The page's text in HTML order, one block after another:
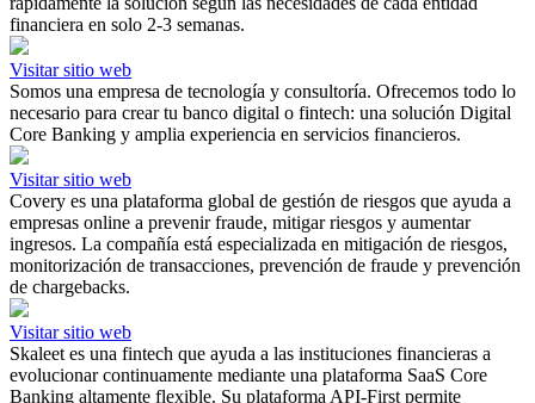
financiera en solo 2-3 semanas.
Visitar sitio web
Somos una empresa de tecnología y consultoría. Ofrecemos todo lo
necesario para crear tu banco digital o fintech: una solución Digital
Core Banking y amplia experiencia en servicios financieros.
Visitar sitio web
Covery es una plataforma global de gestión de riesgos que ayuda a
empresas online a prevenir fraude, mitigar riesgos y aumentar
ingresos. La compañía está especializada en mitigación de riesgos,
monitorización de transacciones, prevención de fraude y prevención
de chargebacks.
Visitar sitio web
Skaleet es una fintech que ayuda a las instituciones financieras a
evolucionar continuamente mediante una plataforma SaaS Core
Banking altamente flexible. Su plataforma API-First permite